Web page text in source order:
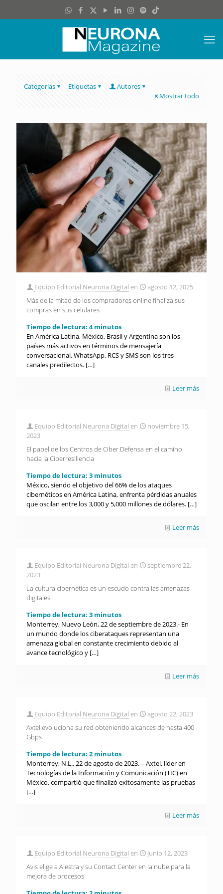
Categorías Etiquetas
Autores
Mostrar todo
Equipo Editorial Neurona Digital en
agosto 12, 2025
Más de la mitad de los compradores online finaliza sus
compras en sus celulares
Tiempo de lectura: 4 minutos
En América Latina, México, Brasil y Argentina son los
países más activos en términos de mensajería
conversacional. WhatsApp, RCS y SMS son los tres
canales predilectos. […]
Leer más
Equipo Editorial Neurona Digital en
noviembre 15,
2023
El papel de los Centros de Ciber Defensa en el camino
hacia la Ciberresiliencia
Tiempo de lectura: 3 minutos
México, siendo el objetivo del 66% de los ataques
cibernéticos en América Latina, enfrenta pérdidas anuales
que oscilan entre los 3,000 y 5,000 millones de dólares. […]
Leer más
Equipo Editorial Neurona Digital en
septiembre 22,
2023
La cultura cibernética es un escudo contra las amenazas
digitales
Tiempo de lectura: 3 minutos
Monterrey, Nuevo León, 22 de septiembre de 2023.- En
un mundo donde los ciberataques representan una
amenaza global en constante crecimiento debido al
avance tecnológico y […]
Leer más
Equipo Editorial Neurona Digital en
agosto 22, 2023
Axtel evoluciona su red obteniendo alcances de hasta 400
Gbps
Tiempo de lectura: 2 minutos
Monterrey, N.L., 22 de agosto de 2023. – Axtel, líder en
Tecnologías de la Información y Comunicación (TIC) en
México, compartió que finalizó exitosamente las pruebas
[…]
Leer más
Equipo Editorial Neurona Digital en
junio 12, 2023
Avis elige a Alestra y su Contact Center en la nube para la
mejora de procesos